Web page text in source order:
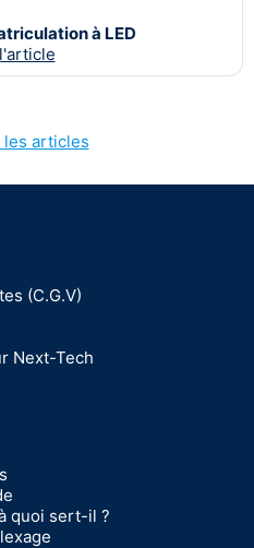
à LED
les articles
(C.G.V)
Next-Tech
quoi sert-il ?